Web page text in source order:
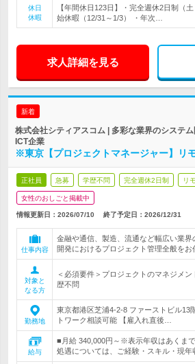
休日
休暇
【年間休日123日】・完全週休2日制（
始休暇（12/31～1/3） ・年次…
求人詳細を見る
新着
株式会社シティアスコム | 多彩な業界のシステ
ICT企業
※東京【プロジェクトマネージャー】リ
正社員 急募 学歴不問 完全週休2日制 リ
女性のおしごと掲載中
情報更新日：2026/07/10 終了予定日： 2026/12/31
仕事内容
金融や通信、製造、流通など幅広い業界
開発におけるプロジェクト管理全般をお
対象と
なる方
＜必須要件＞プロジェクトのマネジメ
歴不問
勤務地
東京都港区芝浦4-2-8 ファーストビル13
トワーク相談可能 【雇入れ直後…
給与
■月給 340,000円～※表示年収はあくま
処遇については、ご経験・スキル・現年